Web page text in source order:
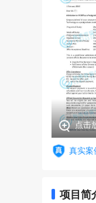
点击
真实案
项目简